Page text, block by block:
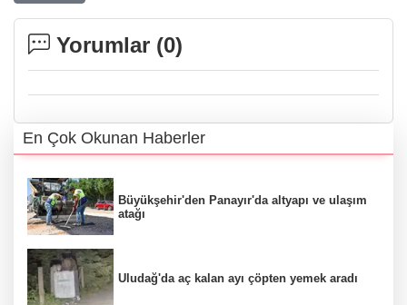
Yorumlar (0)
En Çok Okunan Haberler
Büyükşehir'den Panayır'da altyapı ve ulaşım
atağı
Uludağ'da aç kalan ayı çöpten yemek aradı